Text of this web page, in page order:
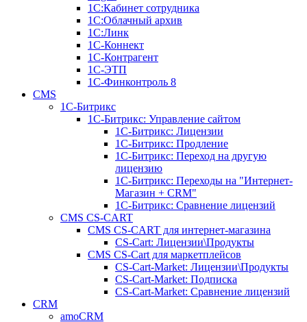
1С:Кабинет сотрудника
1С:Облачный архив
1С:Линк
1С-Коннект
1С-Контрагент
1С-ЭТП
1С-Финконтроль 8
CMS
1С-Битрикс
1С-Битрикc: Управление сайтом
1С-Битрикc: Лицензии
1С-Битрикc: Продление
1С-Битрикc: Переход на другую
лицензию
1С-Битрикc: Переходы на "Интернет-
Магазин + CRM"
1С-Битрикс: Сравнение лицензий
CMS CS-CART
CMS CS-CART для интернет-магазина
CS-Cart: Лицензии\Продукты
CMS CS-Cart для маркетплейсов
CS-Cart-Market: Лицензии\Продукты
CS-Cart-Market: Подписка
CS-Cart-Market: Сравнение лицензий
CRM
amoCRM